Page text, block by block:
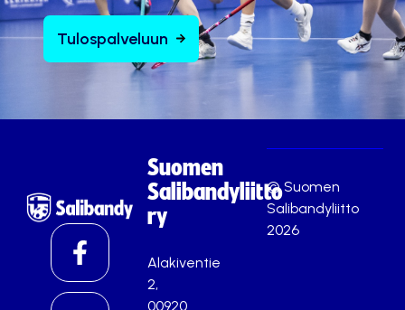
Tulospalveluun
Suomen
Salibandyliitto
ry
Alakiventie
2,
00920
© Suomen
Salibandyliitto
2026